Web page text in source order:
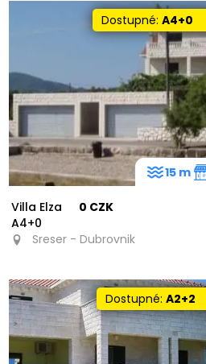
Dostupné: A4+0
Villa Elza
A4+0
0 CZK
Sreser - Dubrovnik
15 m
Dostupné: A2+2